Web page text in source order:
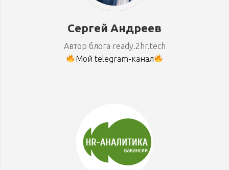
Сергей Андреев
Автор блога ready.2hr.tech
Мой telegram-канал